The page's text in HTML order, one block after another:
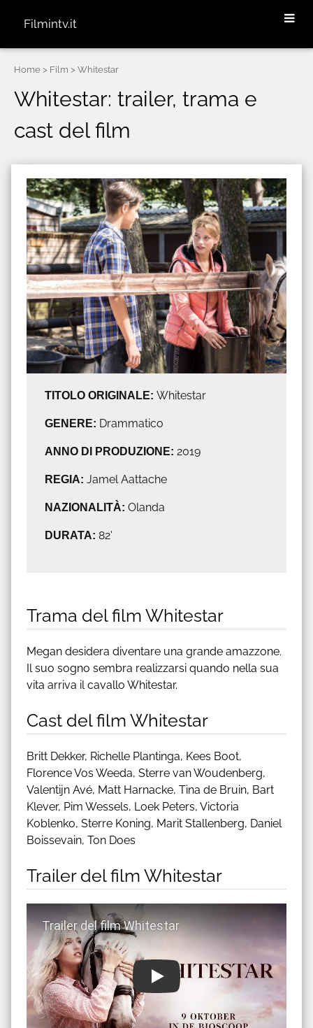
Filmintv.it
Home > Film > Whitestar
Whitestar: trailer, trama e
cast del film
TITOLO ORIGINALE: Whitestar
GENERE: Drammatico
ANNO DI PRODUZIONE: 2019
REGIA: Jamel Aattache
NAZIONALITÀ: Olanda
DURATA: 82'
Trama del film Whitestar
Megan desidera diventare una grande amazzone.
Il suo sogno sembra realizzarsi quando nella sua
vita arriva il cavallo Whitestar.
Cast del film Whitestar
Britt Dekker, Richelle Plantinga, Kees Boot,
Florence Vos Weeda, Sterre van Woudenberg,
Valentijn Avé, Matt Harnacke, Tina de Bruin, Bart
Klever, Pim Wessels, Loek Peters, Victoria
Koblenko, Sterre Koning, Marit Stallenberg, Daniel
Boissevain, Ton Does
Trailer del film Whitestar
Guarda trailer del film Whitestar